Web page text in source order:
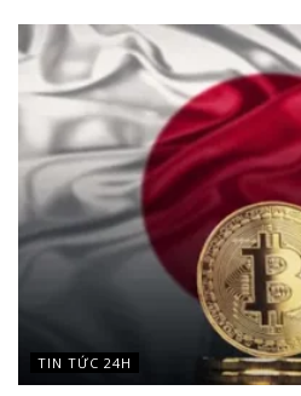
TIN TỨC 24H